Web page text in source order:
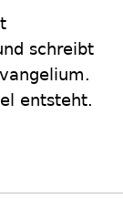
schreibt
entsteht.